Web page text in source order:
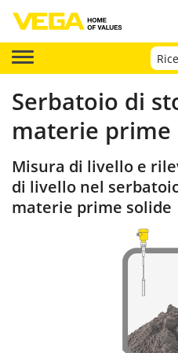
Serbatoio di
materie prime
Misura di livello e
di livello nel
materie prime solide